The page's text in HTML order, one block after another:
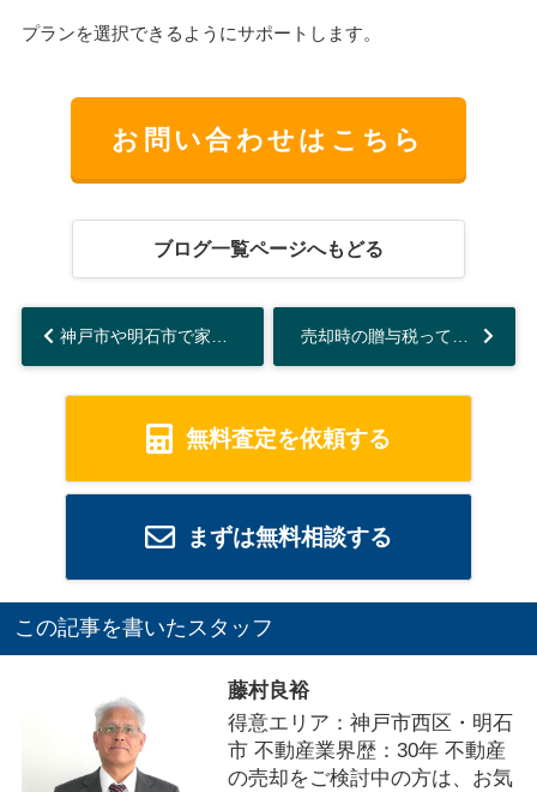
プランを選択できるようにサポートします。
お問い合わせはこちら
ブログ一覧ページへもどる
無料査定を依頼する
まずは無料相談する
この記事を書いたスタッフ
藤村良裕
得意エリア：神戸市西区・明石
市 不動産業界歴：30年 不動産
の売却をご検討中の方は、お気